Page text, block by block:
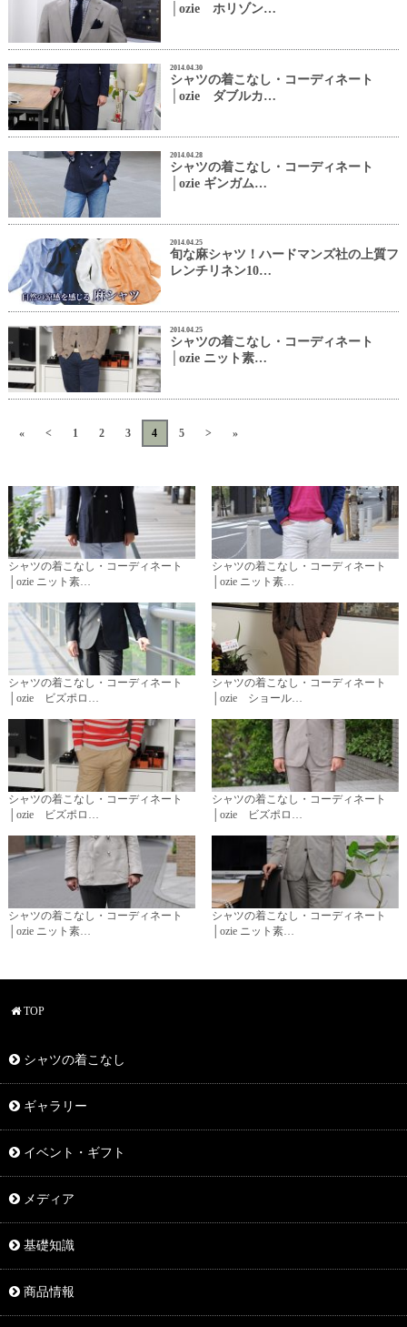
│ozie ホリゾン…
2014.04.30
シャツの着こなし・コーディネート
│ozie ダブルカ…
2014.04.28
シャツの着こなし・コーディネート
│ozie ギンガム…
2014.04.25
旬な麻シャツ！ハードマンズ社の上質フ
レンチリネン10…
2014.04.25
シャツの着こなし・コーディネート
│ozie ニット素…
« < 1 2 3 4 5 > »
シャツの着こなし・コーディネート
│ozie ニット素…
シャツの着こなし・コーディネート
│ozie ニット素…
シャツの着こなし・コーディネート
│ozie ビズポロ…
シャツの着こなし・コーディネート
│ozie ショール…
シャツの着こなし・コーディネート
│ozie ビズポロ…
シャツの着こなし・コーディネート
│ozie ビズポロ…
シャツの着こなし・コーディネート
│ozie ニット素…
シャツの着こなし・コーディネート
│ozie ニット素…
TOP
シャツの着こなし
ギャラリー
イベント・ギフト
メディア
基礎知識
商品情報